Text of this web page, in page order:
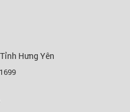
Hưng Yên